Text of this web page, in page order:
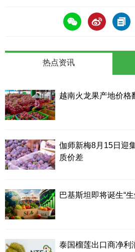
热点资讯
越南火龙果产地价格
伽师新梅8月15日迎
质价差
巴基斯坦即将诞生“
泰国榴莲出口商净利